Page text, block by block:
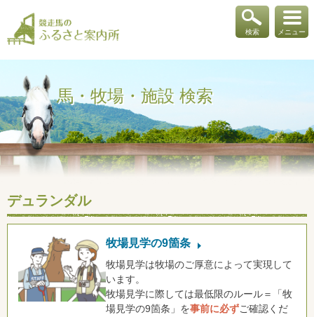
メニュー
検索
馬・牧場・施設 検索
デュランダル
牧場見学の9箇条
牧場見学は牧場のご厚意によって実現して
います。
牧場見学に際しては最低限のルール＝「牧
場見学の9箇条」を事前に必ずご確認くだ